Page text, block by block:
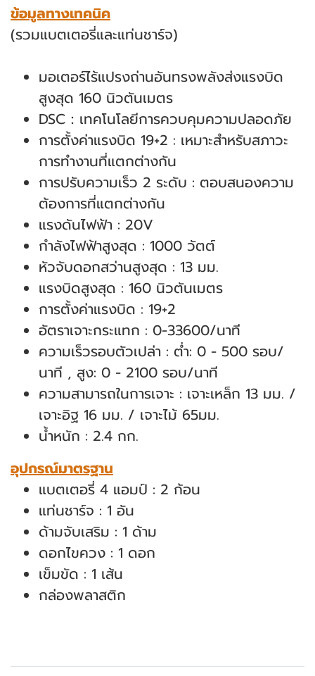
ข้อมูลทางเทคนิค
(รวมแบตเตอรี่และแท่นชาร์จ)
มอเตอร์ไร้แปรงถ่านอันทรงพลังส่งแรงบิด
สูงสุด 160 นิวตันเมตร
DSC：เทคโนโลยีการควบคุมความปลอดภัย
การตั้งค่าแรงบิด 19+2 : เหมาะสำหรับสภาวะ
การทำงานที่แตกต่างกัน
การปรับความเร็ว 2 ระดับ : ตอบสนองความ
ต้องการที่แตกต่างกัน
แรงดันไฟฟ้า : 20V
กำลังไฟฟ้าสูงสุด : 1000 วัตต์
หัวจับดอกสว่านสูงสุด : 13 มม.
แรงบิดสูงสุด : 160 นิวตันเมตร
การตั้งค่าแรงบิด : 19+2
อัตราเจาะกระแทก : 0-33600/นาที
ความเร็วรอบตัวเปล่า : ต่ำ: 0 - 500 รอบ/
นาที , สูง: 0 - 2100 รอบ/นาที
ความสามารถในการเจาะ : เจาะเหล็ก 13 มม. /
เจาะอิฐ 16 มม. / เจาะไม้ 65มม.
น้ำหนัก : 2.4 กก.
อุปกรณ์มาตรฐาน
แบตเตอรี่ 4 แอมป์ : 2 ก้อน
แท่นชาร์จ : 1 อัน
ด้ามจับเสริม : 1 ด้าม
ดอกไขควง : 1 ดอก
เข็มขัด : 1 เส้น
กล่องพลาสติก